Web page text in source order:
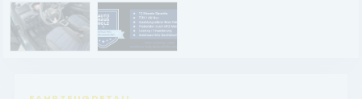
Karriere
KONTAKT